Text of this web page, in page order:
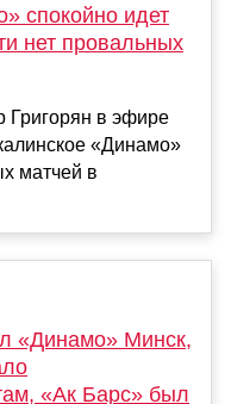
спокойно идет
нет провальных
Григорян в эфире
«Динамо»
матчей в
«Динамо» Минск,
«Ак Барс» был